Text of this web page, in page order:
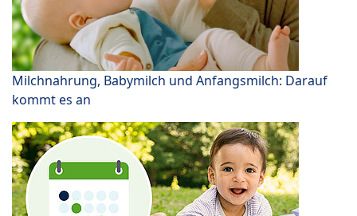
Milchnahrung, Babymilch und Anfangsmilch: Darauf
kommt es an